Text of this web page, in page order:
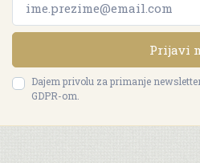
Prijavi
Dajem privolu za primanje
GDPR-om.